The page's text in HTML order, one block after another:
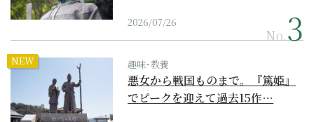
2026/07/26
No.
NEW 趣味･教養
悪女から戦国ものまで。『篤姫』
でピークを迎えて過去15作…